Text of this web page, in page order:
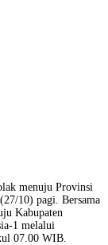
menuju Provinsi
10) pagi. Bersama
Kabupaten
1 melalui
07.00 WIB.